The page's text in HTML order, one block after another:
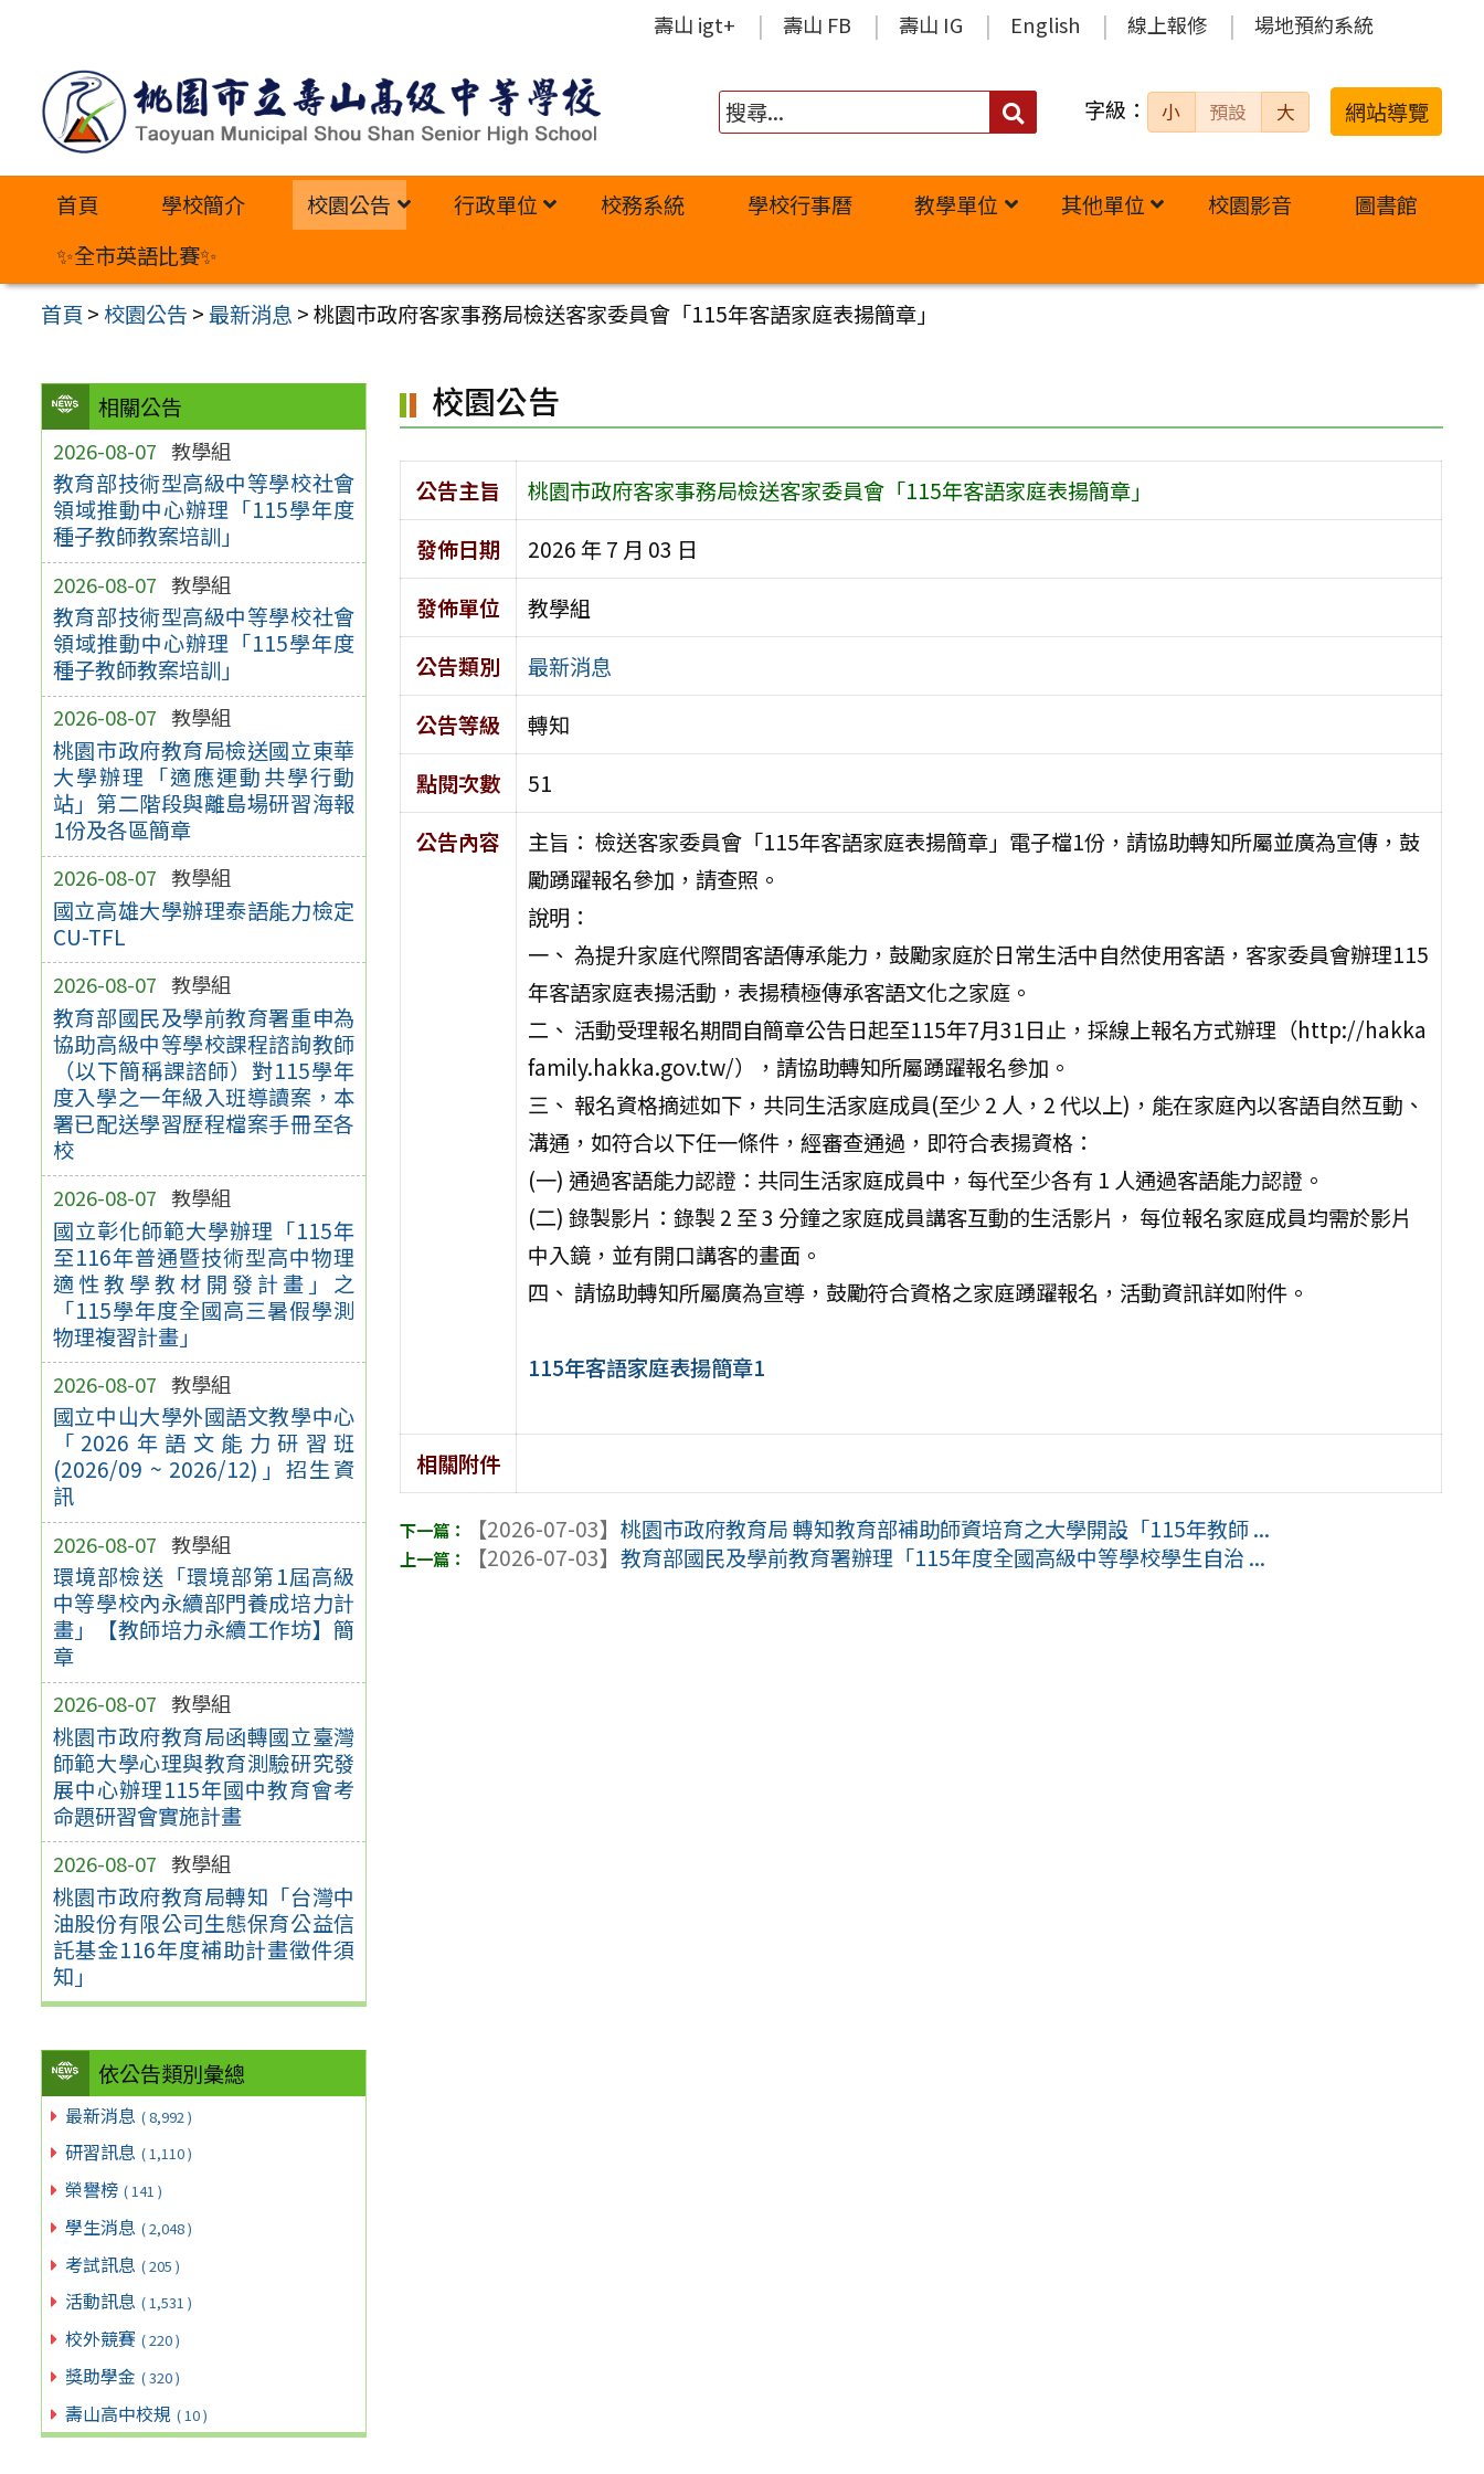
內
壽山 igt+ 壽山 FB 壽山 IG English 線上報修 場地預約系統
搜
字級： 小 預設 大 網站導覽
首頁 學校簡介 校園公告 行政單位 校務系統 學校行事曆 教學單位 其他單位 校園影音
圖書館
✨全市英語比賽✨
首頁 >校園公告 >最新消息 >桃園市政府客家事務局檢送客家委員會「115年客語家庭表揚簡章」
相關公告
2026-08-07 教學組
教育部技術型高級中等學校社會
領域推動中心辦理「115學年度
種子教師教案培訓」
2026-08-07 教學組
教育部技術型高級中等學校社會
領域推動中心辦理「115學年度
種子教師教案培訓」
2026-08-07 教學組
桃園市政府教育局檢送國立東華
大學辦理「適應運動共學行動
站」第二階段與離島場研習海報
1份及各區簡章
2026-08-07 教學組
國立高雄大學辦理泰語能力檢定
CU-TFL
2026-08-07 教學組
教育部國民及學前教育署重申為
協助高級中等學校課程諮詢教師
（以下簡稱課諮師）對115學年
度入學之一年級入班導讀案，本
署已配送學習歷程檔案手冊至各
校
2026-08-07 教學組
國立彰化師範大學辦理「115年
至116年普通暨技術型高中物理
適性教學教材開發計畫」之
「115學年度全國高三暑假學測
物理複習計畫」
2026-08-07 教學組
國立中山大學外國語文教學中心
「2026年語文能力研習班
(2026/09 ~ 2026/12)」招生資
訊
2026-08-07 教學組
環境部檢送「環境部第1屆高級
中等學校內永續部門養成培力計
畫」【教師培力永續工作坊】簡
章
2026-08-07 教學組
桃園市政府教育局函轉國立臺灣
師範大學心理與教育測驗研究發
展中心辦理115年國中教育會考
命題研習會實施計畫
2026-08-07 教學組
桃園市政府教育局轉知「台灣中
油股份有限公司生態保育公益信
託基金116年度補助計畫徵件須
知」
依公告類別彙總
最新消息 ( 8,992 )
研習訊息 ( 1,110 )
榮譽榜 ( 141 )
學生消息 ( 2,048 )
考試訊息 ( 205 )
活動訊息 ( 1,531 )
校外競賽 ( 220 )
獎助學金 ( 320 )
壽山高中校規 ( 10 )
校園公告
公告主旨
桃園市政府客家事務局檢送客家委員會「115年客語家庭表揚簡章」
發佈日期
2026 年 7 月 03 日
發佈單位
教學組
公告類別
最新消息
公告等級
轉知
點閱次數
51
公告內容
主旨： 檢送客家委員會「115年客語家庭表揚簡章」電子檔1份，請協助轉知所屬並廣為宣傳，鼓
勵踴躍報名參加，請查照。
說明：
一、 為提升家庭代際間客語傳承能力，鼓勵家庭於日常生活中自然使用客語，客家委員會辦理115
年客語家庭表揚活動，表揚積極傳承客語文化之家庭。
二、 活動受理報名期間自簡章公告日起至115年7月31日止，採線上報名方式辦理（http://hakka
family.hakka.gov.tw/），請協助轉知所屬踴躍報名參加。
三、 報名資格摘述如下，共同生活家庭成員(至少 2 人，2 代以上)，能在家庭內以客語自然互動、
溝通，如符合以下任一條件，經審查通過，即符合表揚資格：
(一) 通過客語能力認證：共同生活家庭成員中，每代至少各有 1 人通過客語能力認證。
(二) 錄製影片：錄製 2 至 3 分鐘之家庭成員講客互動的生活影片， 每位報名家庭成員均需於影片
中入鏡，並有開口講客的畫面。
四、 請協助轉知所屬廣為宣導，鼓勵符合資格之家庭踴躍報名，活動資訊詳如附件。
115年客語家庭表揚簡章1
相關附件
【2026-07-03】桃園市政府教育局 轉知教育部補助師資培育之大學開設「115年教師 ...
【2026-07-03】教育部國民及學前教育署辦理「115年度全國高級中等學校學生自治 ...